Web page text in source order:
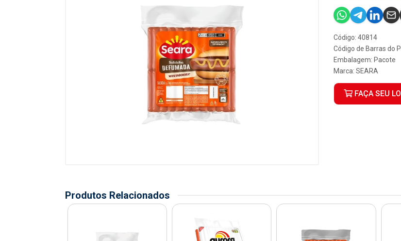
Código: 40814
Código de Barras do
Embalagem: Pacote
Marca: SEARA
FAÇA SEU
Produtos Relacionados